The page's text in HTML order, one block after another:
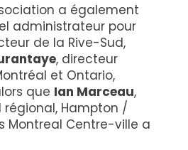
a également
administrateur pour
de la Rive-Sud,
, directeur
et Ontario,
que Ian Marceau,
Hampton /
Montreal Centre-ville a